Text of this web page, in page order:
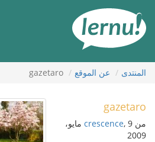
المحتويات
المنتدى عن الموقع gazetaro
gazetaro
من crescence , 9 مايو،
2009